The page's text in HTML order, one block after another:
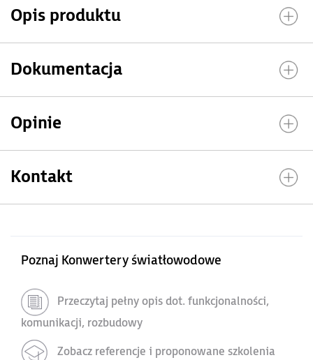
Opis produktu
Dokumentacja
Opinie
Kontakt
Poznaj Konwertery światłowodowe
Przeczytaj pełny opis dot. funkcjonalności,
komunikacji, rozbudowy
Zobacz referencje i proponowane szkolenia